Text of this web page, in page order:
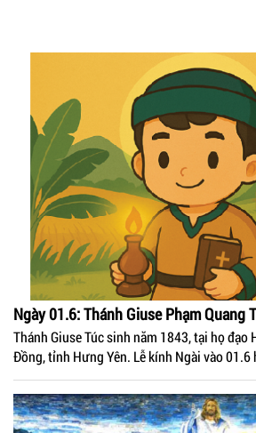
Ngày 01.6: Thánh Giuse Phạm Quang
Thánh Giuse Túc sinh năm 1843, tại họ đạo
Đồng, tỉnh Hưng Yên. Lễ kính Ngài vào 01.6